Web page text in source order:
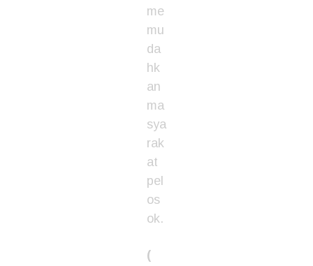
me
mu
da
hk
an
ma
sya
rak
at
pel
os
ok.
(